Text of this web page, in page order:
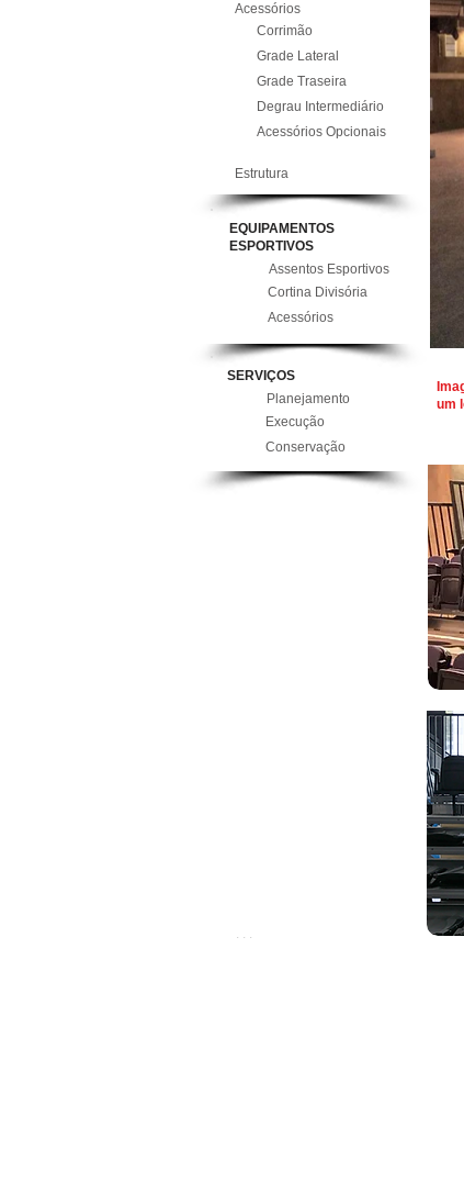
Acessórios
Corrimão
Grade Lateral
Grade Traseira
Degrau Intermediário
Acessórios Opcionais
Estrutura
EQUIPAMENTOS
ESPORTIVOS
Assentos Esportivos
Cortina Divisória
Acessórios
SERVIÇOS
Planejamento
Execução
Conservação
um
. . .